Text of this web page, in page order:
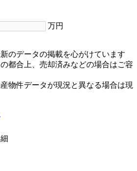
万円
のデータの掲載を心がけています
都合上、売却済みなどの場合はご容
物件データが現況と異なる場合は現